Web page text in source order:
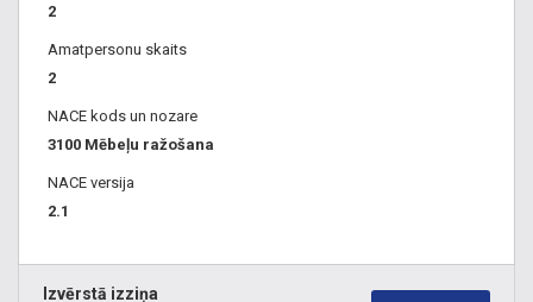
izgatavošana, piegāde, uzstādīšana, garantija, mēbeļu
furnitūra, Latvijā ražotas mēbeles, jaunas mēbeles, mēbeļu
ražošana Latgalē, mēbeļu ražošana Rēzeknē, mēbeles pēc
pasūtījuma Rēzeknē, mēbeles pēc individuāla pasūtījuma
mēbeļu tirdzniecība Rēzeknē, dizaina pakalpojumi, mēbeļu
virtuves iekārtu izgatavošana pēc pasūtījuma. Mēbeļu
2
Amatpersonu skaits
2
NACE kods un nozare
3100 Mēbeļu ražošana
NACE versija
2.1
Izvērstā izziņa